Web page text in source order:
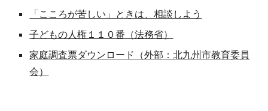
「こころが苦しい」ときは、相談しよう
子どもの人権１１０番（法務省）
家庭調査票ダウンロード（外部：北九州市教育委員
会）